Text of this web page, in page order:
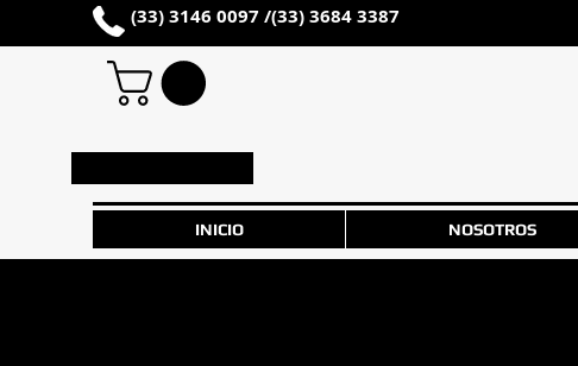
(33) 3146 0097 /(33) 3684 3387
INICIO NOSOTROS